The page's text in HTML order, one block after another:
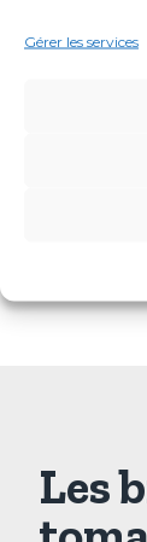
Gérer les services
Les